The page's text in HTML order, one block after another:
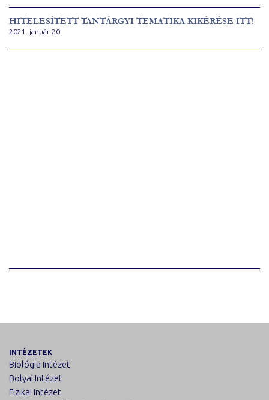
HITELESÍTETT TANTÁRGYI TEMATIKA KIKÉRÉSE ITT!
2021. január 20.
INTÉZETEK
Biológia Intézet
Bolyai Intézet
Fizikai Intézet